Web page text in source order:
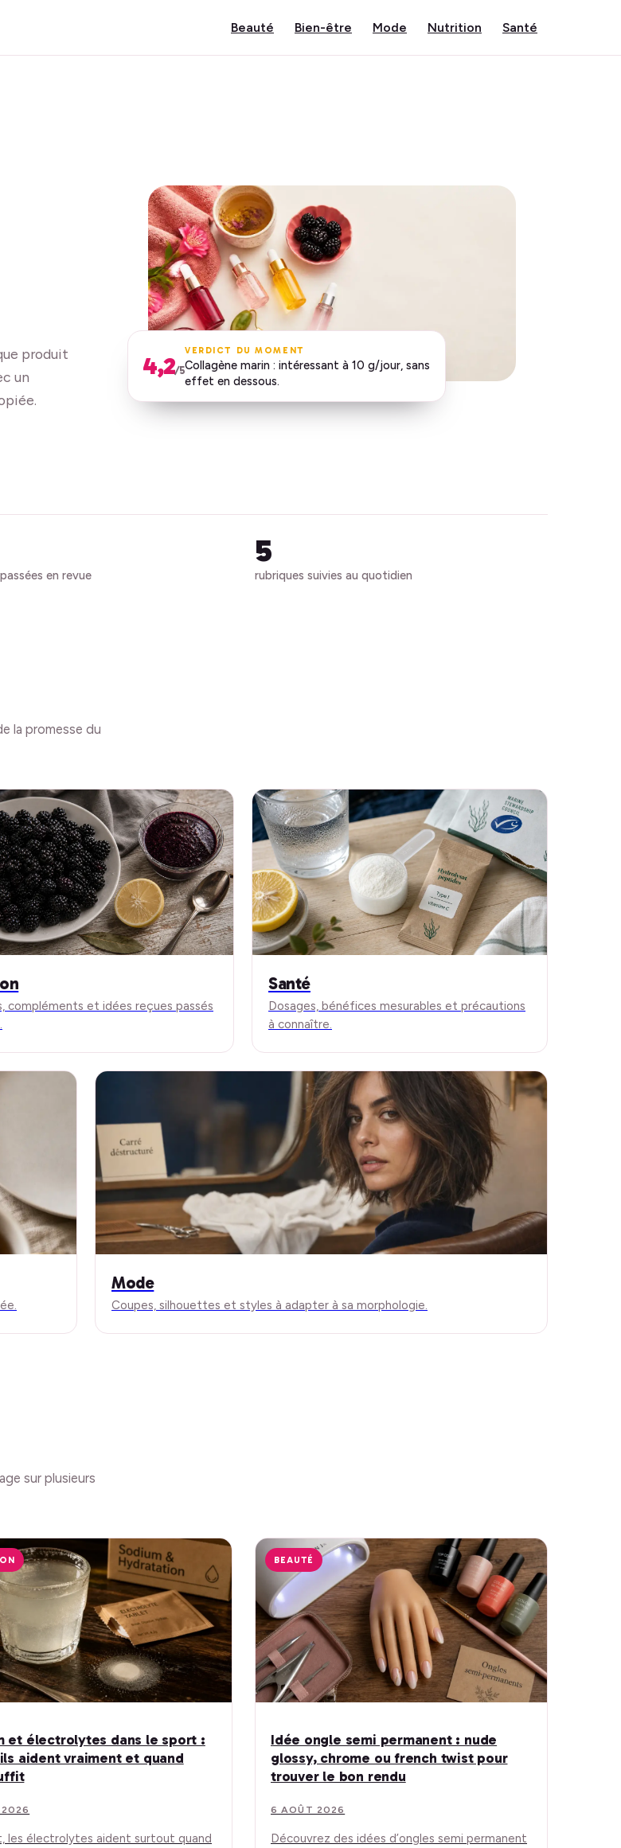
Beauté Bien-être Mode Nutrition Santé
produit
un
4,2/5
VERDICT DU MOMENT
Collagène marin : intéressant à 10 g/jour, sans
effet en dessous.
en revue
5
rubriques suivies au quotidien
la promesse du
compléments et idées reçues passés
Santé
Dosages, bénéfices mesurables et précautions
à connaître.
Mode
Coupes, silhouettes et styles à adapter à sa morphologie.
sur plusieurs
et électrolytes dans le sport :
aident vraiment et quand
les électrolytes aident surtout quand
BEAUTÉ
Idée ongle semi permanent : nude
glossy, chrome ou french twist pour
trouver le bon rendu
6 AOÛT 2026
Découvrez des idées d’ongles semi permanent